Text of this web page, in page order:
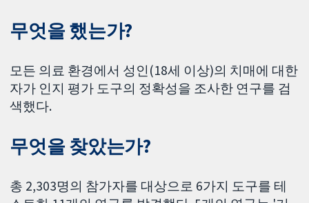
무엇을 했는가?
모든 의료 환경에서 성인(18세 이상)의 치매에 대한
자가 인지 평가 도구의 정확성을 조사한 연구를 검
색했다.
무엇을 찾았는가?
총 2,303명의 참가자를 대상으로 6가지 도구를 테